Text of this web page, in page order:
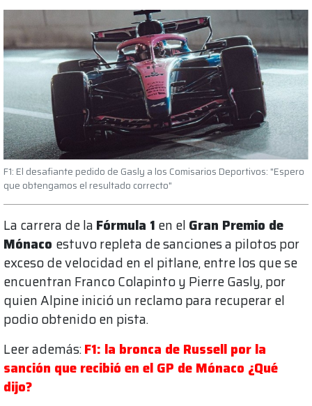
F1: El desafiante pedido de Gasly a los Comisarios Deportivos: "Espero
que obtengamos el resultado correcto"
La carrera de la Fórmula 1 en el Gran Premio de
Mónaco estuvo repleta de sanciones a pilotos por
exceso de velocidad en el pitlane, entre los que se
encuentran Franco Colapinto y Pierre Gasly, por
quien Alpine inició un reclamo para recuperar el
podio obtenido en pista.
Leer además:F1: la bronca de Russell por la
sanción que recibió en el GP de Mónaco ¿Qué
dijo?